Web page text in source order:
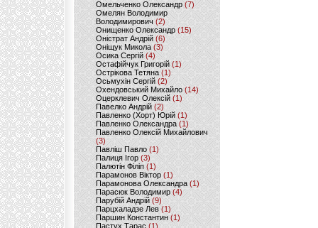
Омельченко Олександр(7)
Омелян Володимир
Володимирович (2)
Онищенко Олександр (15)
Оністрат Андрій (6)
Оніщук Микола (3)
Осика Сергій(4)
Остафійчук Григорій(1)
Острікова Тетяна (1)
Осьмухін Сергій (2)
Охендовський Михайло (14)
Оцерклевич Олексій (1)
Павелко Андрій (2)
Павленко (Хорт) Юрій (1)
Павленко Олександра (1)
Павленко Олексій Михайлович
(3)
Павліш Павло(1)
Палиця Ігор (3)
Палютін Філіп(1)
Парамонов Віктор (1)
Парамонова Олександра(1)
Парасюк Володимир(4)
Парубій Андрій (9)
Парцхаладзе Лев (1)
Паршин Константин(1)
Пастух Тарас (1)